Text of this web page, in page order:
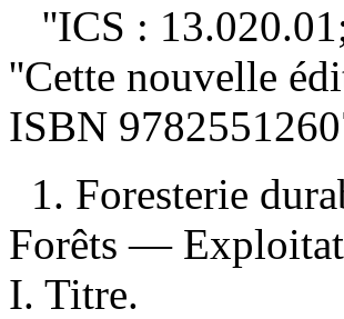
''ICS :
''Cette nouvelle
ISBN
1. Foresterie
Forêts —
I. Titre.